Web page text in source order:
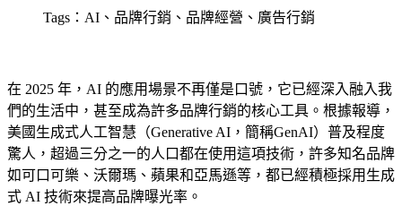
Tags：AI、品牌行銷、品牌經營、廣告行銷
在 2025 年，AI 的應用場景不再僅是口號，它已經深入融入我
們的生活中，甚至成為許多品牌行銷的核心工具。根據報導，
美國生成式人工智慧（Generative AI，簡稱GenAI）普及程度
驚人，超過三分之一的人口都在使用這項技術，許多知名品牌
如可口可樂、沃爾瑪、蘋果和亞馬遜等，都已經積極採用生成
式 AI 技術來提高品牌曝光率。